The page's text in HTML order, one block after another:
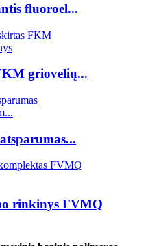
fluoroel...
griovelių...
rinkinys FVMQ